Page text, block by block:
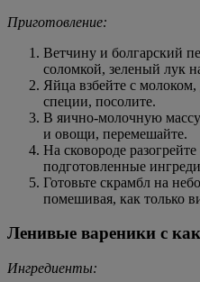
Приготовление:
Ветчину и болгарский
соломкой, зеленый лук
Яйца взбейте с
специи, посолите.
В яично-молочную
и овощи, перемешайте.
На сковороде
подготовленные
Готовьте скрамбл на
помешивая, как только
Ленивые вареники с
Ингредиенты: